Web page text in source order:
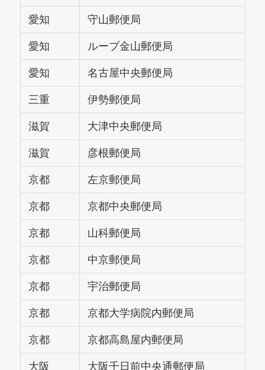
愛知 守山郵便局
愛知 ループ金山郵便局
愛知 名古屋中央郵便局
三重 伊勢郵便局
滋賀 大津中央郵便局
滋賀 彦根郵便局
京都 左京郵便局
京都 京都中央郵便局
京都 山科郵便局
京都 中京郵便局
京都 宇治郵便局
京都 京都大学病院内郵便局
京都 京都高島屋内郵便局
大阪 大阪千日前中央通郵便局